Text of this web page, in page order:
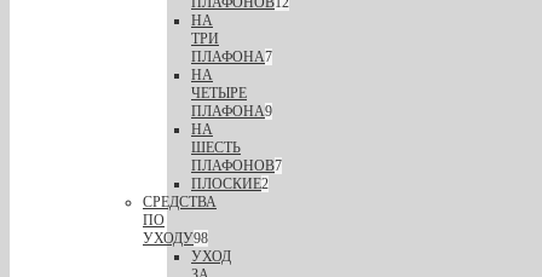
НА
ТРИ
ПЛАФОНА7
НА
ЧЕТЫРЕ
ПЛАФОНА9
НА
ШЕСТЬ
ПЛАФОНОВ7
ПЛОСКИЕ2
СРЕДСТВА
ПО
УХОДУ98
УХОД